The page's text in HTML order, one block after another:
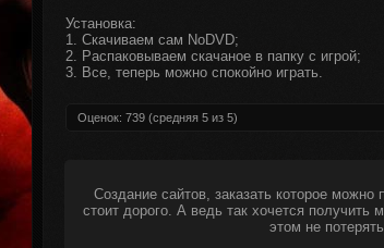
Установка:
1. Скачиваем сам NoDVD;
2. Распаковываем скачаное в папку с игрой;
3. Все, теперь можно спокойно играть.
Оценок: 739 (средняя 5 из 5)
Создание сайтов, заказать которое можно
стоит дорого. А ведь так хочется получить
этом не